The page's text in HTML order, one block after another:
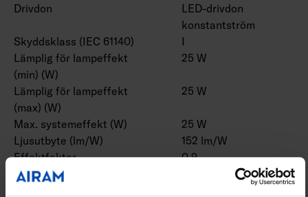
Drivdon
LED-drivdon
konstantström
Skyddsklass (IEC 61140)
I
Lämplig för lampeffekt
(min) (W)
25 W
Lämplig för lampeffekt
(max) (W)
25 W
Max. systemeffekt (W)
25 W
Ljusutbyte (lm/W)
152 lm/W
Effektfaktor
0.9
Distorsion (THD)